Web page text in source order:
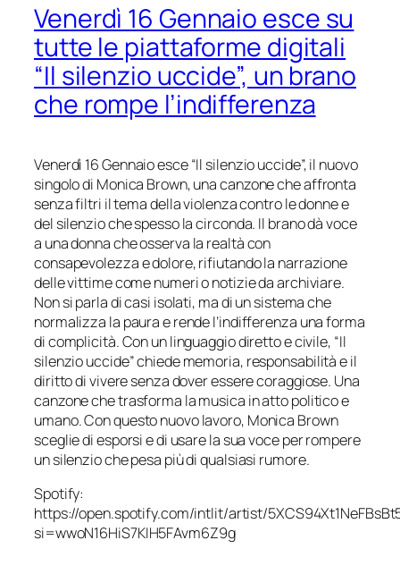
Venerdì 16 Gennaio esce su
tutte le piattaforme digitali
“Il silenzio uccide”, un brano
che rompe l’indifferenza
Venerdì 16 Gennaio esce “Il silenzio uccide”, il nuovo
singolo di Monica Brown, una canzone che affronta
senza filtri il tema della violenza contro le donne e
del silenzio che spesso la circonda. Il brano dà voce
a una donna che osserva la realtà con
consapevolezza e dolore, rifiutando la narrazione
delle vittime come numeri o notizie da archiviare.
Non si parla di casi isolati, ma di un sistema che
normalizza la paura e rende l’indifferenza una forma
di complicità. Con un linguaggio diretto e civile, “Il
silenzio uccide” chiede memoria, responsabilità e il
diritto di vivere senza dover essere coraggiose. Una
canzone che trasforma la musica in atto politico e
umano. Con questo nuovo lavoro, Monica Brown
sceglie di esporsi e di usare la sua voce per rompere
un silenzio che pesa più di qualsiasi rumore.
Spotify:
https://open.spotify.com/intlit/artist/
si=wwoN16HiS7KIH5FAvm6Z9g